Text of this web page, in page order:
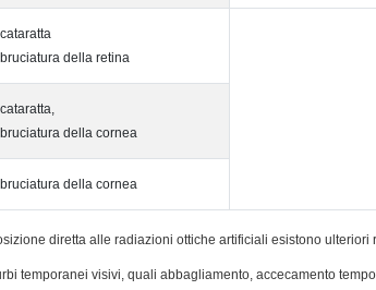
cataratta
bruciatura della retina
cataratta,
bruciatura della cornea
bruciatura della cornea
diretta alle radiazioni ottiche artificiali esistono
temporanei visivi, quali abbagliamento, accecamento